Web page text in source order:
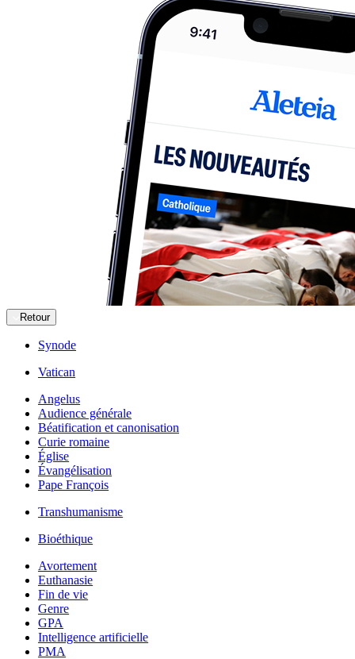
Retour
Synode
Vatican
Angelus
Audience générale
Béatification et canonisation
Curie romaine
Église
Évangélisation
Pape François
Transhumanisme
Bioéthique
Avortement
Euthanasie
Fin de vie
Genre
GPA
Intelligence artificielle
PMA